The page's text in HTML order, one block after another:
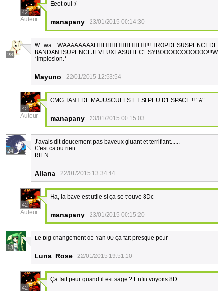
42
Auteur
Eeet oui :/
manapany 23/01/2015 00:14:30
23
W...wa....WAAAAAAAAHHHHHHHHHHHH!!!
*implosion.*
Mayuno 22/01/2015 12:53:54
42
Auteur
OMG TANT DE MAJUSCULES ET SI PEU D'ESPACE !! °A°
manapany 23/01/2015 00:15:03
24
J'avais dit doucement pas baveux gluant et terrifiant......
C'est ca ou rien
RIEN
Allana 22/01/2015 13:34:44
42
Auteur
Ha, la bave est utile si ça se trouve 8Dc
manapany 23/01/2015 00:15:20
13
Le big changement de Yan 00 ça fait presque peur
Luna_Rose 22/01/2015 19:51:10
42
Ça fait peur quand il est sage ? Enfin voyons 8D